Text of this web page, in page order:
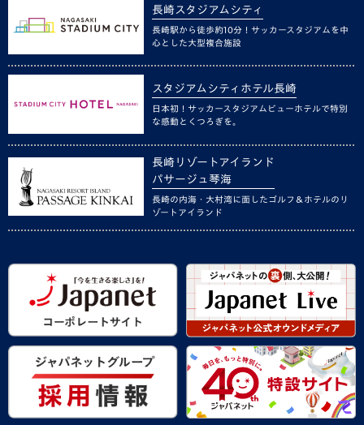
長崎スタジアムシティ
長崎駅から徒歩約10分！サッカースタジアムを中
心とした大型複合施設
スタジアムシティホテル長崎
日本初！サッカースタジアムビューホテルで特別
な感動とくつろぎを。
長崎リゾートアイランド
パサージュ琴海
長崎の内海・大村湾に面したゴルフ＆ホテルのリ
ゾートアイランド